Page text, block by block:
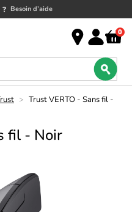
Besoin d’aide
0
> Trust VERTO - Sans fil -
fil - Noir